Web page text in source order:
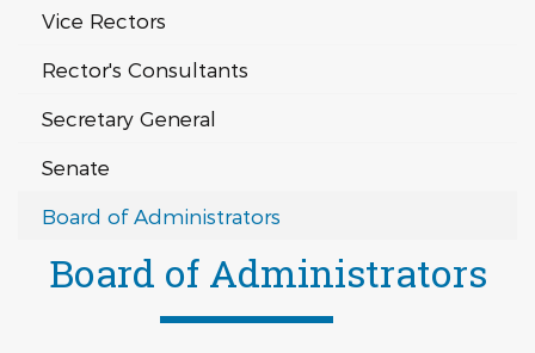
Vice Rectors
Rector's Consultants
Secretary General
Senate
Board of Administrators
Board of Administrators